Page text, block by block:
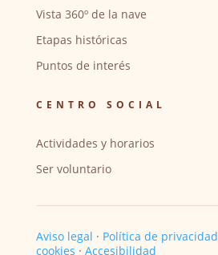
Vista 360º de la nave
Etapas históricas
Puntos de interés
CENTRO SOCIAL
Actividades y horarios
Ser voluntario
Aviso legal · Política de privacidad
cookies · Accesibilidad